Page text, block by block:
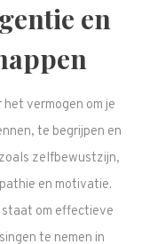
en
vermogen om je
te begrijpen en
zelfbewustzijn,
en motivatie.
om effectieve
te nemen in